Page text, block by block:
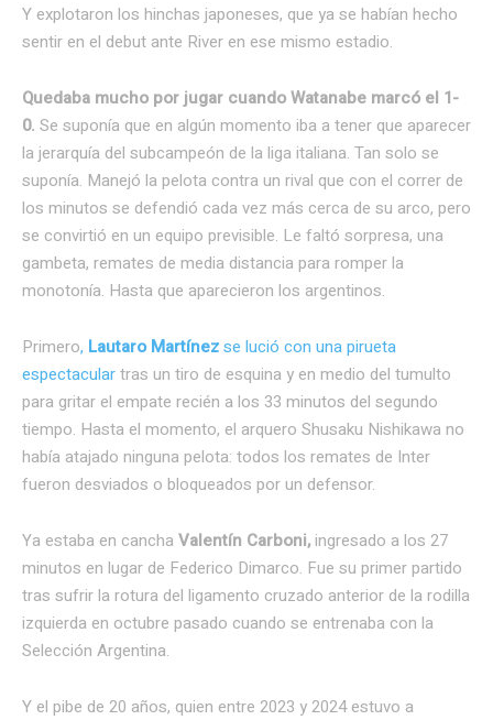
Y explotaron los hinchas japoneses, que ya se habían hecho
sentir en el debut ante River en ese mismo estadio.
Quedaba mucho por jugar cuando Watanabe marcó el 1-
0. Se suponía que en algún momento iba a tener que aparecer
la jerarquía del subcampeón de la liga italiana. Tan solo se
suponía. Manejó la pelota contra un rival que con el correr de
los minutos se defendió cada vez más cerca de su arco, pero
se convirtió en un equipo previsible. Le faltó sorpresa, una
gambeta, remates de media distancia para romper la
monotonía. Hasta que aparecieron los argentinos.
Primero, Lautaro Martínezse lució con una pirueta
espectaculartras un tiro de esquina y en medio del tumulto
para gritar el empate recién a los 33 minutos del segundo
tiempo. Hasta el momento, el arquero Shusaku Nishikawa no
había atajado ninguna pelota: todos los remates de Inter
fueron desviados o bloqueados por un defensor.
Ya estaba en cancha Valentín Carboni, ingresado a los 27
minutos en lugar de Federico Dimarco. Fue su primer partido
tras sufrir la rotura del ligamento cruzado anterior de la rodilla
izquierda en octubre pasado cuando se entrenaba con la
Selección Argentina.
Y el pibe de 20 años, quien entre 2023 y 2024 estuvo a